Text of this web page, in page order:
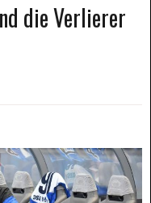
die Verlierer